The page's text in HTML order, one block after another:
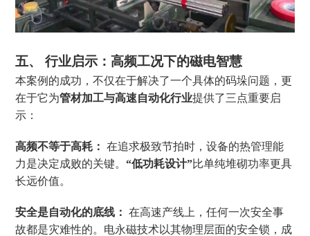
五、 行业启示：高频工况下的磁电智慧
本案例的成功，不仅在于解决了一个具体的码垛问题，更
在于它为管材加工与高速自动化行业提供了三点重要启
示：
高频不等于高耗： 在追求极致节拍时，设备的热管理能
力是决定成败的关键。“低功耗设计”比单纯堆砌功率更具
长远价值。
安全是自动化的底线： 在高速产线上，任何一次安全事
故都是灾难性的。电永磁技术以其物理层面的安全锁，成